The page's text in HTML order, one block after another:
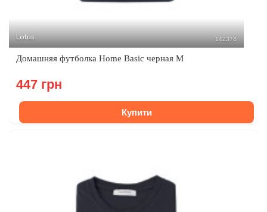
Lotus 142374
Домашняя футболка Home Basic черная M
447 грн
Купити